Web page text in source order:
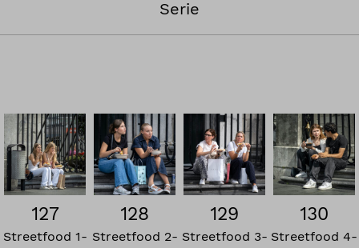
Serie
127
Streetfood 1-
128
Streetfood 2-
129
Streetfood 3-
130
Streetfood 4-